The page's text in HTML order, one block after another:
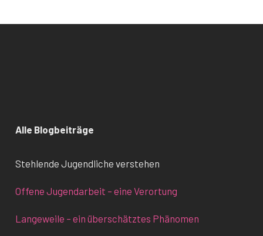
Alle Blogbeiträge
Stehlende Jugendliche verstehen
Offene Jugendarbeit – eine Verortung
Langeweile – ein überschätztes Phänomen